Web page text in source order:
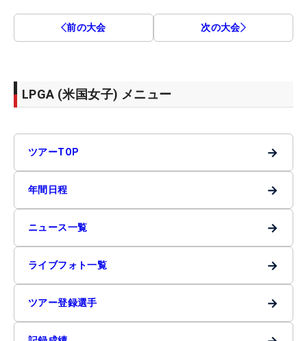
前の大会 次の大会
LPGA (米国女子) メニュー
ツアーTOP →
年間日程 →
ニュース一覧 →
ライブフォト一覧 →
ツアー登録選手 →